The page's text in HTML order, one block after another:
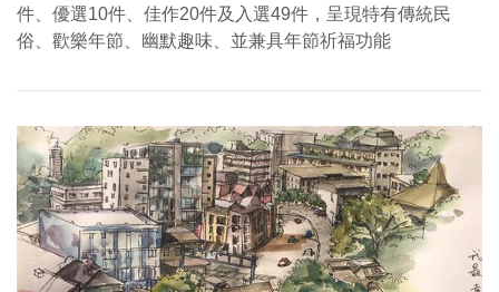
件、優選10件、佳作20件及入選49件，呈現特有傳統民
俗、歡樂年節、幽默趣味、並兼具年節祈福功能